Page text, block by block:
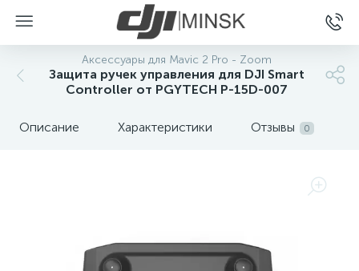
Аксессуары для Mavic 2 Pro - Zoom
Защита ручек управления для DJI Smart
Controller от PGYTECH P-15D-007
Описание Характеристики Отзывы 0